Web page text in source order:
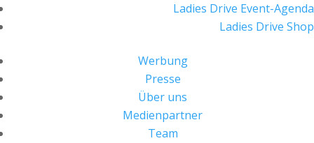
Ladies Drive Event-Agenda
Ladies Drive Shop
Werbung
Presse
Über uns
Medienpartner
Team